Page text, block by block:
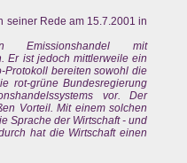
seiner Rede am 15.7.2001 in
mit
Er ist jedoch mittlerweile ein
Protokoll bereiten sowohl die
rot-grüne Bundesregierung
vor. Der
Vorteil. Mit einem solchen
Sprache der Wirtschaft - und
hat die Wirtschaft einen